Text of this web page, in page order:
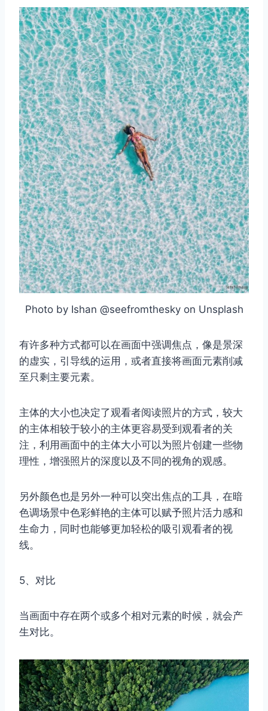
Photo by Ishan @seefromthesky on Unsplash
有许多种方式都可以在画面中强调焦点，像是景深
的虚实，引导线的运用，或者直接将画面元素削减
至只剩主要元素。
主体的大小也决定了观看者阅读照片的方式，较大
的主体相较于较小的主体更容易受到观看者的关
注，利用画面中的主体大小可以为照片创建一些物
理性，增强照片的深度以及不同的视角的观感。
另外颜色也是另外一种可以突出焦点的工具，在暗
色调场景中色彩鲜艳的主体可以赋予照片活力感和
生命力，同时也能够更加轻松的吸引观看者的视
线。
5、对比
当画面中存在两个或多个相对元素的时候，就会产
生对比。